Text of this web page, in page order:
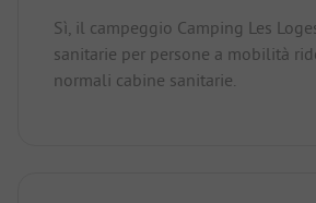
Sì, il campeggio Camping Les
sanitarie per persone a mobilità
normali cabine sanitarie.